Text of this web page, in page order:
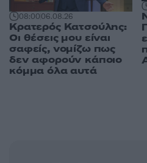
08:0006.08.26
Κρατερός Κατσούλης:
Οι θέσεις μου είναι
σαφείς, νομίζω πως
δεν αφορούν κάποιο
κόμμα όλα αυτά